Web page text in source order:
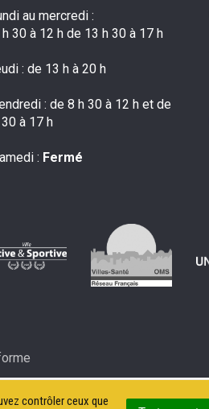
contrôler ceux que
au mercredi :
30 à 12 h de 13 h 30 à 17 h
: de 13 h à 20 h
: de 8 h 30 à 12 h et de
à 17 h
: Fermé